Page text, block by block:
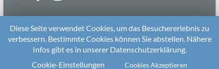
2026 beiDie KitarechtlerUnterstützt von:WordPress. Theme: Spacious von
ThemeGrill
Diese Seite verwendet Cookies, um das Besuchererlebnis zu
verbessern. Bestimmte Cookies können Sie abstellen. Nähere
Infos gibt es in unserer Datenschutzerklärung.
Cookie-Einstellungen
Cookies Akzeptieren